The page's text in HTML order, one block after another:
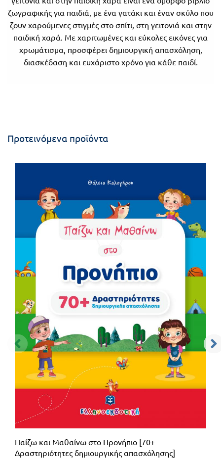
ζωγραφικής για παιδιά, με ένα γατάκι και έναν σκύλο που
ζουν χαρούμενες στιγμές στο σπίτι, στη γειτονιά και στην
παιδική χαρά. Με χαριτωμένες και εύκολες εικόνες για
χρωμάτισμα, προσφέρει δημιουργική απασχόληση,
διασκέδαση και ευχάριστο χρόνο για κάθε παιδί.
Προτεινόμενα προϊόντα
Παίζω και Μαθαίνω στο Προνήπιο [70+
Δραστηριότητες δημιουργικής απασχόλησης]